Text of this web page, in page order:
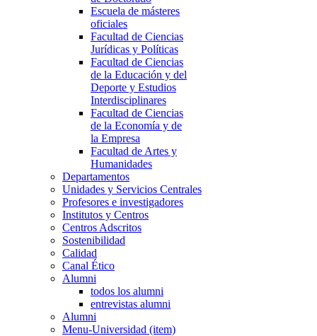
Escuela de másteres
oficiales
Facultad de Ciencias
Jurídicas y Políticas
Facultad de Ciencias
de la Educación y del
Deporte y Estudios
Interdisciplinares
Facultad de Ciencias
de la Economía y de
la Empresa
Facultad de Artes y
Humanidades
Departamentos
Unidades y Servicios Centrales
Profesores e investigadores
Institutos y Centros
Centros Adscritos
Sostenibilidad
Calidad
Canal Ético
Alumni
todos los alumni
entrevistas alumni
Alumni
Menu-Universidad (item)